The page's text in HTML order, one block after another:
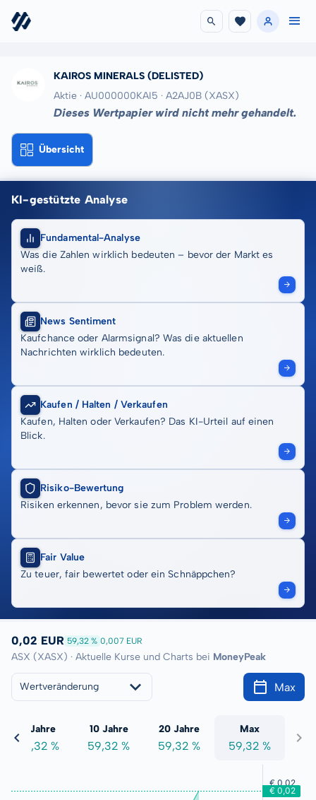
KAIROS MINERALS (DELISTED)
Aktie · AU000000KAI5 · A2AJ0B (XASX)
Dieses Wertpapier wird nicht mehr gehandelt.
Übersicht
KI-gestützte Analyse
Fundamental-Analyse
Was die Zahlen wirklich bedeuten – bevor der Markt es
weiß.
News Sentiment
Kaufchance oder Alarmsignal? Was die aktuellen
Nachrichten wirklich bedeuten.
Kaufen / Halten / Verkaufen
Kaufen, Halten oder Verkaufen? Das KI-Urteil auf einen
Blick.
Risiko-Bewertung
Risiken erkennen, bevor sie zum Problem werden.
Fair Value
Zu teuer, fair bewertet oder ein Schnäppchen?
0,02 EUR 59,32 % 0,007 EUR
ASX (XASX) · Aktuelle Kurse und Charts bei MoneyPeak
Wertveränderung Max
5 Jahre
59,32 %
10 Jahre
59,32 %
20 Jahre
59,32 %
Max
59,32 %